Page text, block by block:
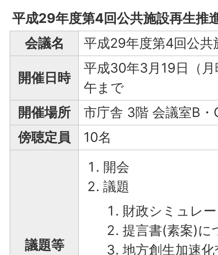
平成29年度第4回公共施設再生推
会議名
平成29年度第4回公共
開催日時
平成30年3月19日（
午まで
開催場所
市庁舎 3階 会議室B・
傍聴定員
10名
議題等
開会
議題
財政シミュレ
提言書(素案)に
地方創生加速